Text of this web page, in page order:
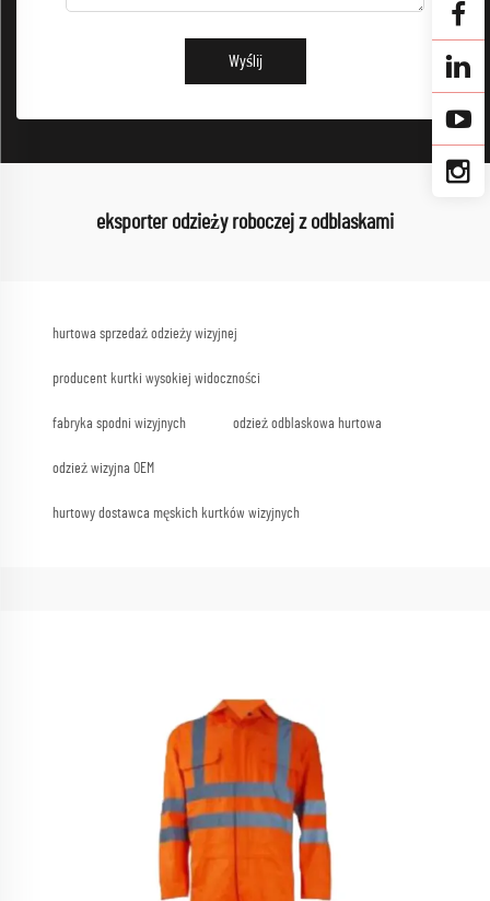
Wyślij
eksporter odzieży roboczej z odblaskami
hurtowa sprzedaż odzieży wizyjnej
producent kurtki wysokiej widoczności
fabryka spodni wizyjnych odzież odblaskowa hurtowa
odzież wizyjna OEM
hurtowy dostawca męskich kurtków wizyjnych